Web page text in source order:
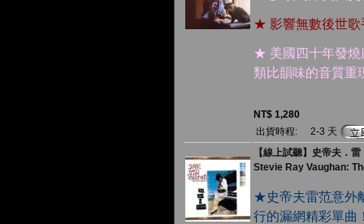
★ 影響無數後世歌
★ 美國四十年發燒
類比韻味的音質重
NT$ 1,280
出貨時程:
2-3 天
【線上試聽】史帝夫．
Stevie Ray Vaughan:
★史帝夫雷范意外
行的漏網精彩單曲